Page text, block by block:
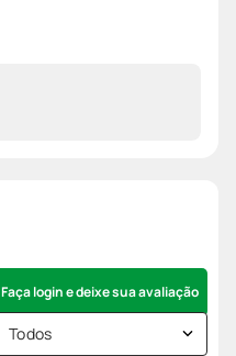
Faça login e deixe sua avaliação
Todos